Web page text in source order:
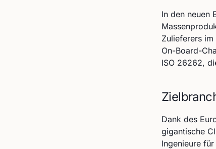
In den neuen
Zulieferers
On-Board-
ISO 26262,
Dank des
gigantische
Ingenieure